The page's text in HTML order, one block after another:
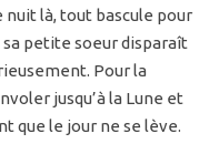
nuit là, tout bascule pour
sa petite soeur disparaît
Pour la
jusqu’à la Lune et
que le jour ne se lève.